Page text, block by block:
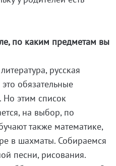
по каким предметам вы
русская
обязательные
этим список
на выбор, по
также математике,
в шахматы. Собираемся
песни, рисования.